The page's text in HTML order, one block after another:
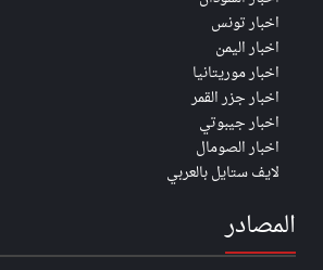
اخبار تونس
اخبار اليمن
اخبار موريتانيا
اخبار جزر القمر
اخبار جيبوتي
اخبار الصومال
لايف ستايل بالعربي
المصادر